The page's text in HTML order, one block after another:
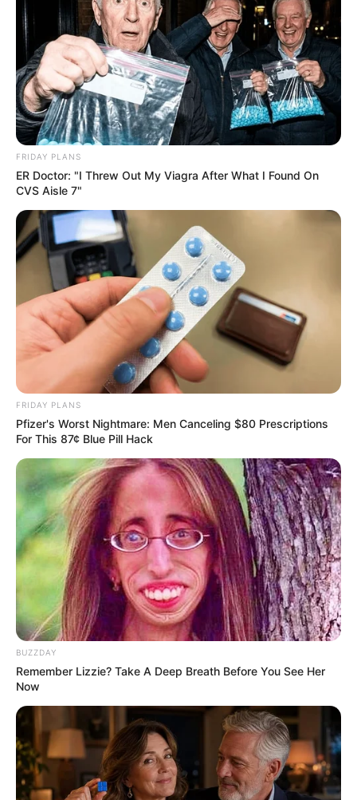
Men Are Ditching $80 Viagra For This 87¢ Blue Pill
FRIDAY PLANS
Japan's Oldest Doctors Say Memory Loss Isn't Age:
Just Stop Drinking These 3 Beverages
NEUROMIND PRO
This New Will Give You An Erection After +45
MEDVI
FRIDAY PLANS
ER Doctor: "I Threw Out My Viagra After What I Found On
CVS Aisle 7"
FRIDAY PLANS
Pfizer's Worst Nightmare: Men Canceling $80 Prescriptions
For This 87¢ Blue Pill Hack
BUZZDAY
Remember Lizzie? Take A Deep Breath Before You See Her
Now